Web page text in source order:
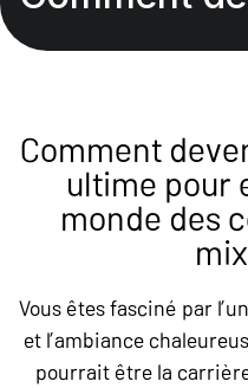
Comment
ultime pour
monde des
Vous êtes fasciné par
et l’ambiance
pourrait être la